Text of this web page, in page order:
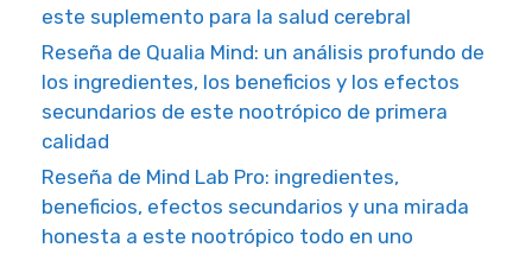
este suplemento para la salud cerebral
Reseña de Qualia Mind: un análisis profundo de
los ingredientes, los beneficios y los efectos
secundarios de este nootrópico de primera
calidad
Reseña de Mind Lab Pro: ingredientes,
beneficios, efectos secundarios y una mirada
honesta a este nootrópico todo en uno